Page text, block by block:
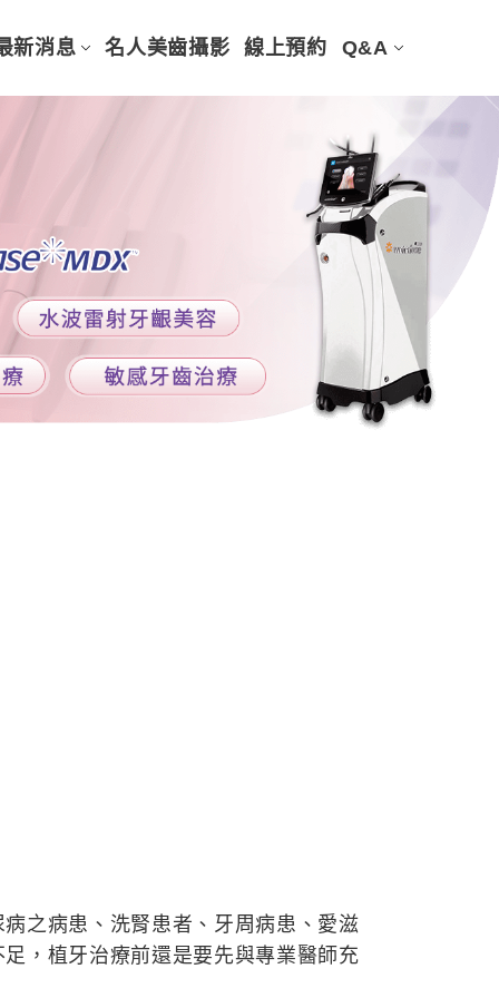
新消息 名人美齒攝影 線上預約 Q&A
之病患、洗腎患者、牙周病患、愛滋
，植牙治療前還是要先與專業醫師充